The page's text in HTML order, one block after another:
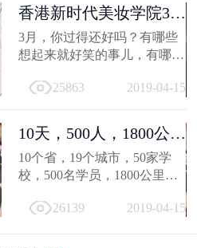
香港新时代美妆学院3月
作品选，...
3月，你过得还好吗？有哪些
想起来就好笑的事儿，有哪值
住...
25863 2019-04-15
10天，500人，1800公
里；不负韶...
10个省，19个城市，50家学
校，500名学员，1800公里，
地方...26139 2019-04-15